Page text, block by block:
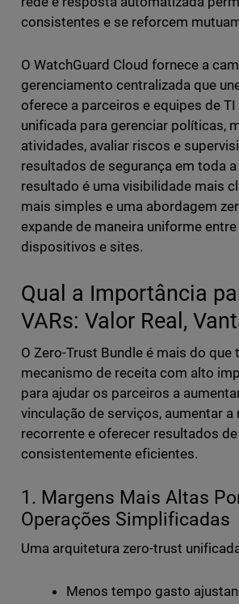
consistentes e se reforcem
O WatchGuard Cloud fornece a
gerenciamento centralizada que
oferece a parceiros e equipes de
unificada para gerenciar políticas,
atividades, avaliar riscos e
resultados de segurança em toda
resultado é uma visibilidade mais
mais simples e uma abordagem
expande de maneira uniforme
dispositivos e sites.
Qual a Importância
VARs: Valor Real,
O Zero-Trust Bundle é mais do que
mecanismo de receita com alto
para ajudar os parceiros a
vinculação de serviços, aumentar a
recorrente e oferecer resultados
consistentemente eficientes.
1. Margens Mais Altas
Operações Simplificadas
Uma arquitetura zero-trust
Menos tempo gasto